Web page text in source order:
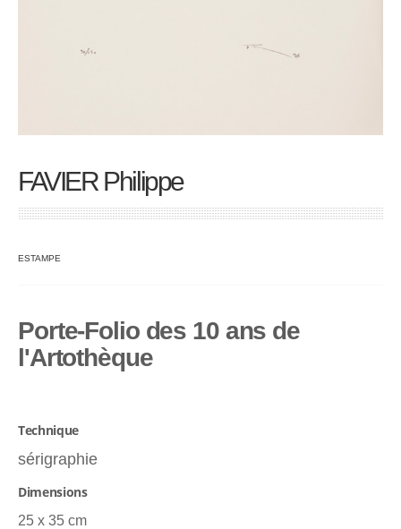
FAVIER Philippe
ESTAMPE
Porte-Folio des 10 ans de
l'Artothèque
Technique
sérigraphie
Dimensions
25 x 35 cm